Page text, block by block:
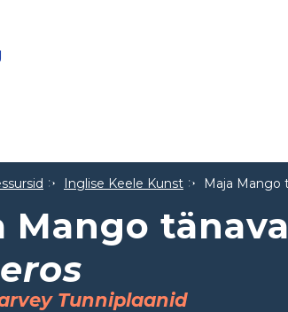
Inglise Keele Kunst Maja Mango
Mango
Tunniplaanid